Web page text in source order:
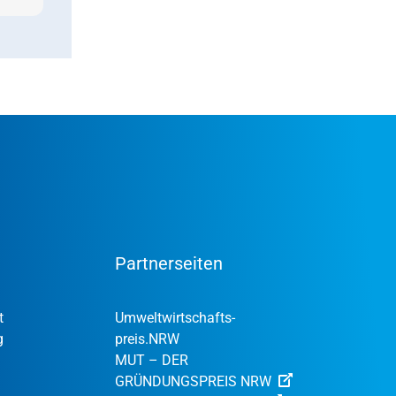
Partnerseiten
Umweltwirtschafts­
preis.NRW
MUT – DER
GRÜNDUNGSPREIS NRW